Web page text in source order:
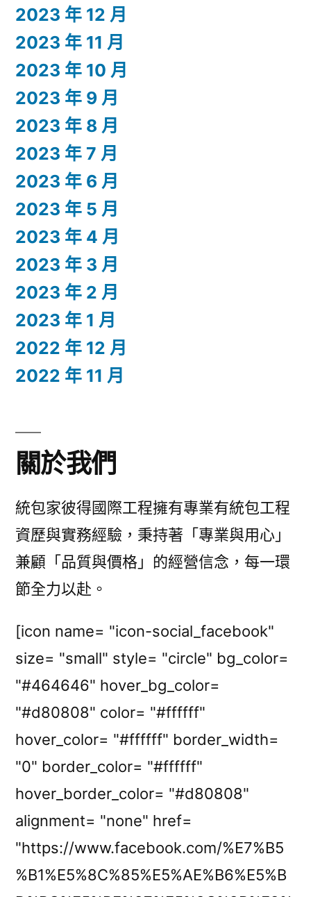
2023 年 12 月
2023 年 11 月
2023 年 10 月
2023 年 9 月
2023 年 8 月
2023 年 7 月
2023 年 6 月
2023 年 5 月
2023 年 4 月
2023 年 3 月
2023 年 2 月
2023 年 1 月
2022 年 12 月
2022 年 11 月
關於我們
統包家彼得國際工程擁有專業有統包工程
資歷與實務經驗，秉持著「專業與用心」
兼顧「品質與價格」的經營信念，每一環
節全力以赴。
[icon name= "icon-social_facebook"
size= "small" style= "circle" bg_color=
"#464646" hover_bg_color=
"#d80808" color= "#ffffff"
hover_color= "#ffffff" border_width=
"0" border_color= "#ffffff"
hover_border_color= "#d80808"
alignment= "none" href=
"https://www.facebook.com/%E7%B5
%B1%E5%8C%85%E5%AE%B6%E5%B